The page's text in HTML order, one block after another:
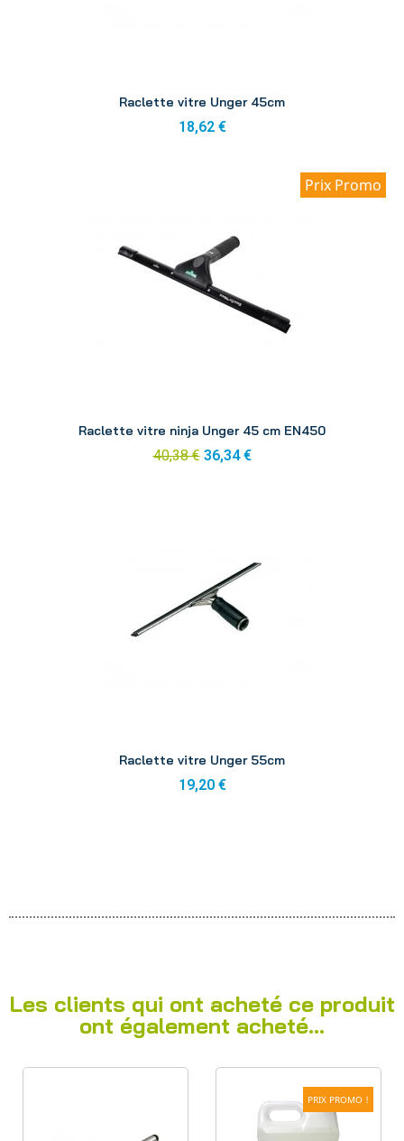
Raclette vitre Unger 45cm
18,62 €
Prix Promo
Raclette vitre ninja Unger 45 cm EN450
40,38 € 36,34 €
Raclette vitre Unger 55cm
19,20 €
Les clients qui ont acheté ce produit
ont également acheté...
PRIX PROMO !